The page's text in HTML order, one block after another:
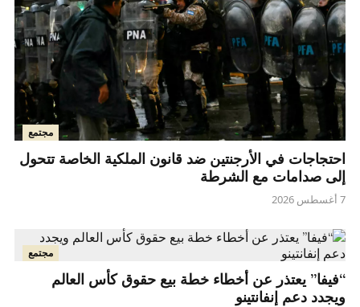
مجتمع
احتجاجات في الأرجنتين ضد قانون الملكية الخاصة تتحول
إلى صدامات مع الشرطة
7 أغسطس 2026
مجتمع
“فيفا” يعتذر عن أخطاء خطة بيع حقوق كأس العالم
ويجدد دعم إنفانتينو